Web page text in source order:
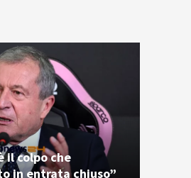
il colpo che
in entrata chiuso”